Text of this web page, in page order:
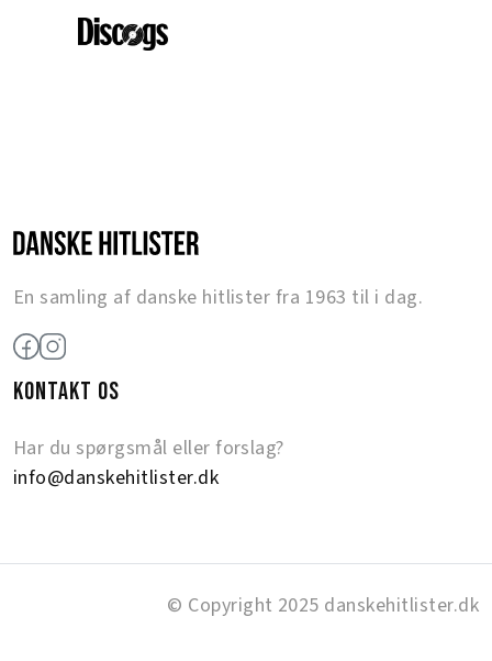
En samling af danske hitlister fra 1963 til i dag.
KONTAKT OS
Har du spørgsmål eller forslag?
info@danskehitlister.dk
© Copyright 2025 danskehitlister.dk